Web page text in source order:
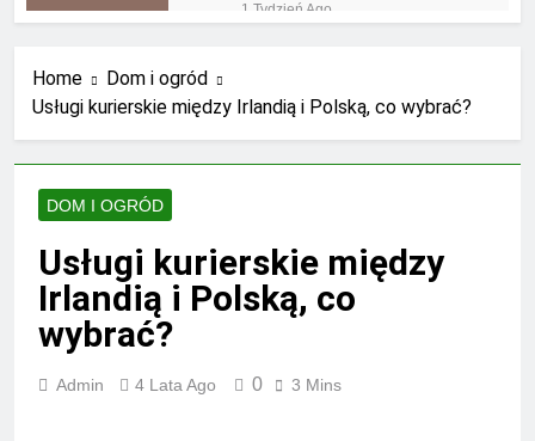
1 Tydzień Ago
Jakie zapachy są
najbardziej uniwersalne dla
mężczyzn
2 Tygodnie Ago
2 Tygodnie Ago
Jakie zapachy najlepiej
pasują na randkę
najlepsze dla mężczyzn
po 40.
Home
Dom i ogród
Usługi kurierskie między Irlandią i Polską, co wybrać?
DOM I OGRÓD
Usługi kurierskie między
Irlandią i Polską, co
wybrać?
Admin 4 Lata Ago 0 3 Mins